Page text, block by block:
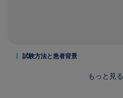
試験方法と患者背景
もっと見る